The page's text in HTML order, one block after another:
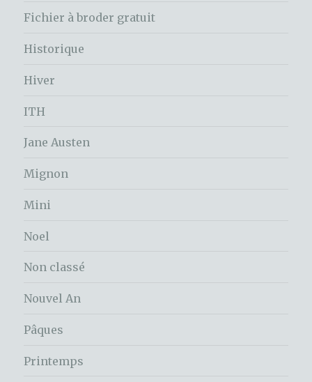
Fichier à broder gratuit
Historique
Hiver
ITH
Jane Austen
Mignon
Mini
Noel
Non classé
Nouvel An
Pâques
Printemps